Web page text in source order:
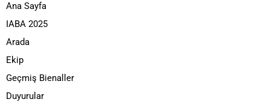
Ana Sayfa
IABA 2025
Arada
Ekip
Geçmiş Bienaller
Duyurular